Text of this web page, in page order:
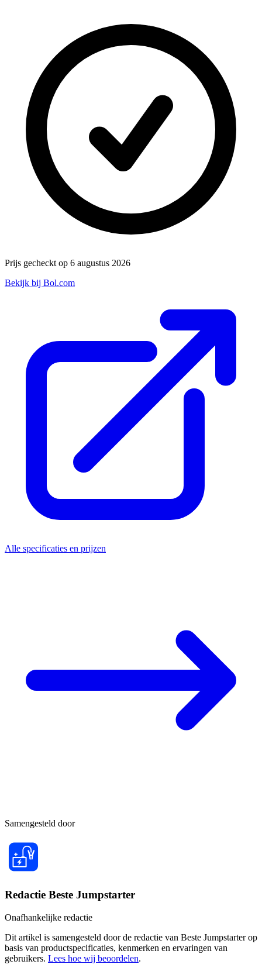
Prijs gecheckt op 6 augustus 2026
Bekijk bij Bol.com
Alle specificaties en prijzen
Samengesteld door
Redactie Beste Jumpstarter
Onafhankelijke redactie
Dit artikel is samengesteld door de redactie van Beste Jumpstarter op
basis van productspecificaties, kenmerken en ervaringen van
gebruikers. Lees hoe wij beoordelen.